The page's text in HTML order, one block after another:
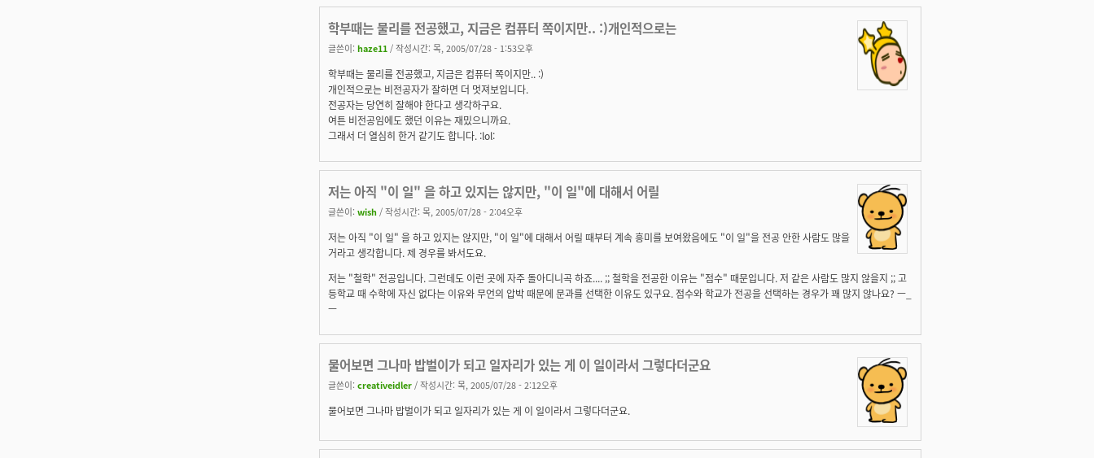
학부때는 물리를 전공했고, 지금은 컴퓨터 쪽이지만.. :)개인적으로는
글쓴이: haze11 / 작성시간: 목, 2005/07/28 - 1:53오후
학부때는 물리를 전공했고, 지금은 컴퓨터 쪽이지만.. :)
개인적으로는 비전공자가 잘하면 더 멋져보입니다.
전공자는 당연히 잘해야 한다고 생각하구요.
여튼 비전공임에도 했던 이유는 재밌으니까요.
그래서 더 열심히 한거 같기도 합니다. :lol:
저는 아직 "이 일" 을 하고 있지는 않지만, "이 일"에 대해서 어릴
글쓴이: wish / 작성시간: 목, 2005/07/28 - 2:04오후
저는 아직 "이 일" 을 하고 있지는 않지만, "이 일"에 대해서 어릴 때부터 계속 흥미를 보여왔음에도 "이 일"을 전공 안한 사람도 많을
거라고 생각합니다. 제 경우를 봐서도요.
저는 "철학" 전공입니다. 그런데도 이런 곳에 자주 돌아디니곡 하죠.... ;; 철학을 전공한 이유는 "점수" 때문입니다. 저 같은 사람도 많지 않을지 ;; 고
등학교 때 수학에 자신 없다는 이유와 무언의 압박 때문에 문과를 선택한 이유도 있구요. 점수와 학교가 전공을 선택하는 경우가 꽤 많지 않나요? ㅡ_
ㅡ
물어보면 그나마 밥벌이가 되고 일자리가 있는 게 이 일이라서 그렇다더군요
글쓴이: creativeidler / 작성시간: 목, 2005/07/28 - 2:12오후
물어보면 그나마 밥벌이가 되고 일자리가 있는 게 이 일이라서 그렇다더군요.